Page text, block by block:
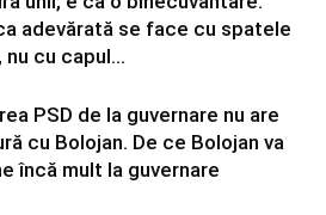
adevărată se face cu spatele
cu capul...
PSD de la guvernare nu are
cu Bolojan. De ce Bolojan va
încă mult la guvernare